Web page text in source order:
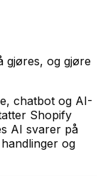
gjøres, og gjøre
chatbot og AI-
Shopify
AI svarer på
og